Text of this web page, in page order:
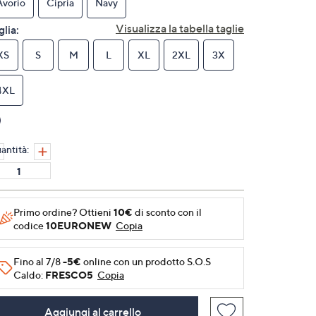
alla
pagina.
Cipria Navy
Visualizza la tabella taglie
S M L XL 2XL 3X
Primo ordine? Ottieni 10€ di sconto con il
codice10EURONEW Copia
Fino al 7/8-5€ online con un prodotto S.O.S
Caldo: FRESCO5 Copia
Aggiungi al carrello